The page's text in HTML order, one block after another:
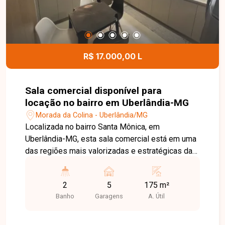
negócio em um imóvel moderno, amplo e muito
bem localizado no bairro Brasil. Agende uma
visita e venha conhecer todos os detalhes desta
loja comercial.
R$ 17.000,00 L
Sala comercial disponível para
locação no bairro em Uberlândia-MG
Morada da Colina - Uberlândia/MG
Localizada no bairro Santa Mônica, em
Uberlândia-MG, esta sala comercial está em uma
das regiões mais valorizadas e estratégicas da
acesso às principais vias e ampla infraestrutura
de comércios, bancos, restaurantes, clínicas e
diversos serviços, oferecendo excelente
2
Banho
5
Garagens
175 m²
A. Útil